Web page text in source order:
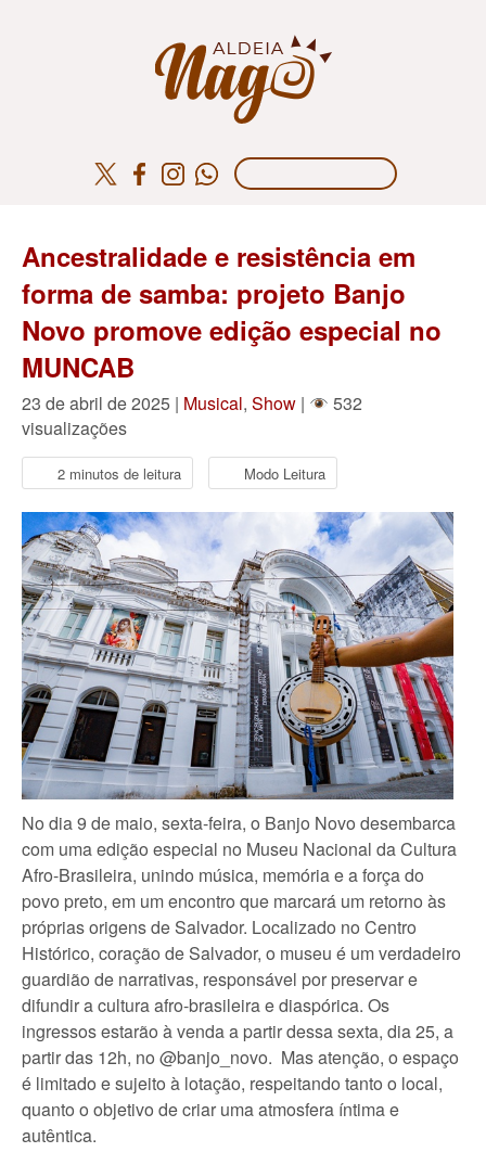
Ancestralidade e resistência em
forma de samba: projeto Banjo
Novo promove edição especial no
MUNCAB
23 de abril de 2025 | Musical, Show |
532
visualizações
2 minutos de leitura Modo Leitura
No dia 9 de maio, sexta-feira, o Banjo Novo desembarca
com uma edição especial no Museu Nacional da Cultura
Afro-Brasileira, unindo música, memória e a força do
povo preto, em um encontro que marcará um retorno às
próprias origens de Salvador. Localizado no Centro
Histórico, coração de Salvador, o museu é um verdadeiro
guardião de narrativas, responsável por preservar e
difundir a cultura afro-brasileira e diaspórica. Os
ingressos estarão à venda a partir dessa sexta, dia 25, a
partir das 12h, no @banjo_novo. Mas atenção, o espaço
é limitado e sujeito à lotação, respeitando tanto o local,
quanto o objetivo de criar uma atmosfera íntima e
autêntica.